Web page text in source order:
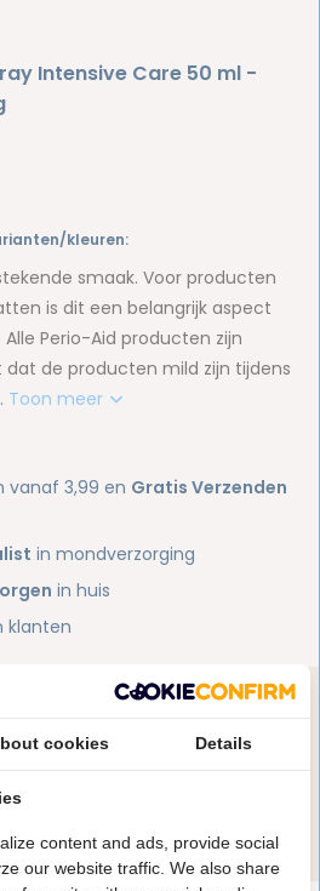
Intensive Care 50 ml -
kleuren:
smaak. Voor producten
is dit een belangrijk aspect
Perio-Aid producten zijn
dat de producten mild zijn tijdens
Toon meer
vanaf 3,99 en Gratis Verzenden
in mondverzorging
in huis
klanten
over dit product?
je graag! Spreek ons aan
of stuur een e-mail.
cookies Details
content and ads, provide social
our website traffic. We also share